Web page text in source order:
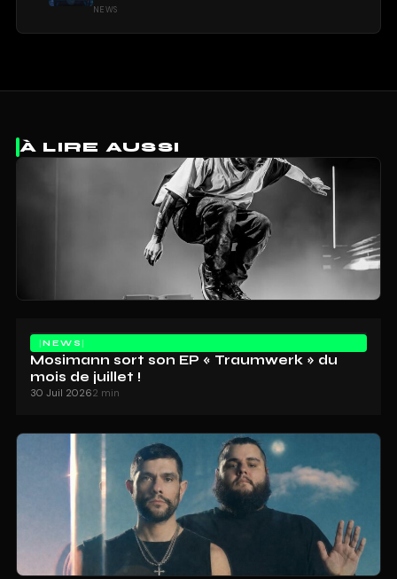
NEWS
À LIRE AUSSI
NEWS
Mosimann sort son EP « Traumwerk » du
mois de juillet !
30 Juil 20262 min